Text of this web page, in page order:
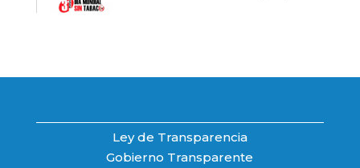
Ley de Transparencia
Gobierno Transparente